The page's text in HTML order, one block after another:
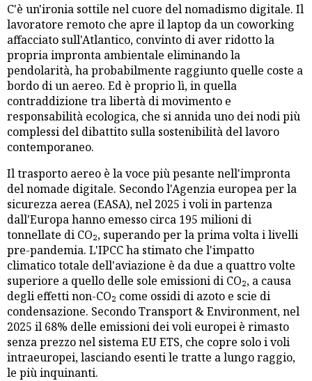
C'è un'ironia sottile nel cuore del nomadismo digitale. Il
lavoratore remoto che apre il laptop da un coworking
affacciato sull'Atlantico, convinto di aver ridotto la
propria impronta ambientale eliminando la
pendolarità, ha probabilmente raggiunto quelle coste a
bordo di un aereo. Ed è proprio lì, in quella
contraddizione tra libertà di movimento e
responsabilità ecologica, che si annida uno dei nodi più
complessi del dibattito sulla sostenibilità del lavoro
contemporaneo.
Il trasporto aereo è la voce più pesante nell'impronta
del nomade digitale. Secondo l'Agenzia europea per la
sicurezza aerea (EASA), nel 2025 i voli in partenza
dall'Europa hanno emesso circa 195 milioni di
tonnellate di CO₂, superando per la prima volta i livelli
pre-pandemia. L'IPCC ha stimato che l'impatto
climatico totale dell'aviazione è da due a quattro volte
superiore a quello delle sole emissioni di CO₂, a causa
degli effetti non-CO₂ come ossidi di azoto e scie di
condensazione. Secondo Transport & Environment, nel
2025 il 68% delle emissioni dei voli europei è rimasto
senza prezzo nel sistema EU ETS, che copre solo i voli
intraeuropei, lasciando esenti le tratte a lungo raggio,
le più inquinanti.